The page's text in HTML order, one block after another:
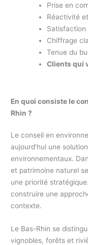
Prise en
Réactivité
Satisfaction
Chiffrage
Tenue du
Clients qui
En quoi consiste le
Rhin ?
Le conseil en
aujourd’hui une
environnementaux.
et patrimoine naturel
une priorité
construire une
contexte.
Le Bas-Rhin se
vignobles, forêts et